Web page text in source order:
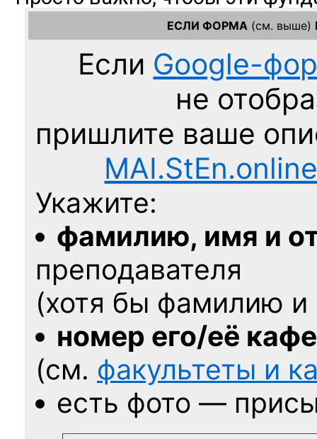
ЕСЛИ ФОРМА (см. выше)
Если Google-
не
пришлите ваше
Укажите:
фамилию, имя и
преподавателя
(хотя бы фамилию
номер его/её
(см. факультеты и
есть фото —